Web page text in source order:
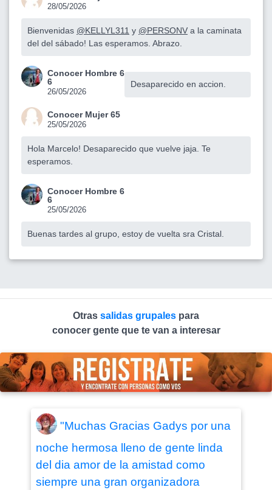
28/05/2026
Bienvenidas @KELLYL311 y @PERSONV a la caminata
del del sábado! Las esperamos. Abrazo.
Conocer Hombre 6
6
26/05/2026
Desaparecido en accion.
Conocer Mujer 65
25/05/2026
Hola Marcelo! Desaparecido que vuelve jaja. Te
esperamos.
Conocer Hombre 6
6
25/05/2026
Buenas tardes al grupo, estoy de vuelta sra Cristal.
Otras salidas grupales para
conocer gente que te van a interesar
"Muchas Gracias Gadys por una
noche hermosa lleno de gente linda
del dia amor de la amistad como
siempre una gran organizadora